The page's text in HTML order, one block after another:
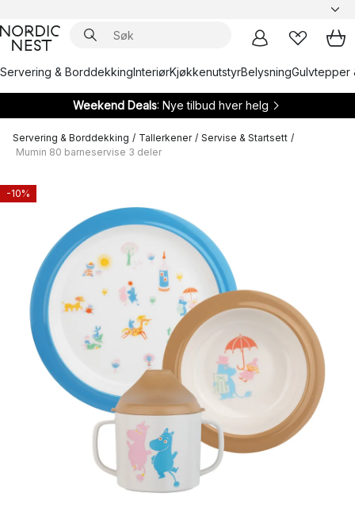
Servering & BorddekkingInteriørKjøkkenutstyrBelysningGulvtepper
Weekend Deals: Nye tilbud hver helg
Servering & Borddekking / Tallerkener / Servise & Startsett /
Mumin 80 barneservise 3 deler
-10%